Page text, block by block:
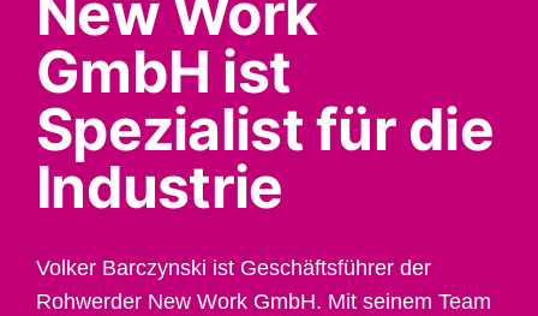
GmbH ist
Spezialist für die
Industrie
Volker Barczynski ist Geschäftsführer der
Rohwerder New Work GmbH. Mit seinem Team